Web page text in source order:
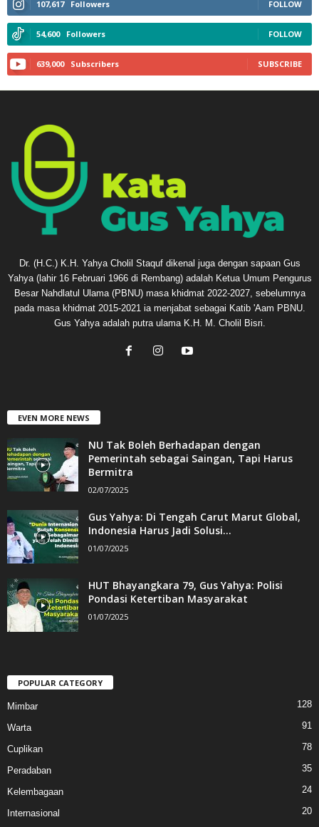
107,617 Followers FOLLOW
54,600 Followers FOLLOW
639,000 Subscribers SUBSCRIBE
Dr. (H.C.) K.H. Yahya Cholil Staquf dikenal juga dengan sapaan Gus
Yahya (lahir 16 Februari 1966 di Rembang) adalah Ketua Umum Pengurus
Besar Nahdlatul Ulama (PBNU) masa khidmat 2022-2027, sebelumnya
pada masa khidmat 2015-2021 ia menjabat sebagai Katib 'Aam PBNU.
Gus Yahya adalah putra ulama K.H. M. Cholil Bisri.
EVEN MORE NEWS
NU Tak Boleh Berhadapan dengan
Pemerintah sebagai Saingan, Tapi Harus
Bermitra
02/07/2025
Gus Yahya: Di Tengah Carut Marut Global,
Indonesia Harus Jadi Solusi...
01/07/2025
HUT Bhayangkara 79, Gus Yahya: Polisi
Pondasi Ketertiban Masyarakat
01/07/2025
POPULAR CATEGORY
Mimbar 128
Warta 91
Cuplikan 78
Peradaban 35
Kelembagaan 24
Internasional 20